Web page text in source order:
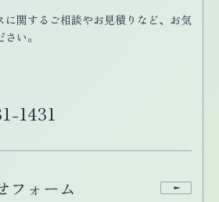
に関するご相談やお見積りなど、お気
い。
1431
フォーム